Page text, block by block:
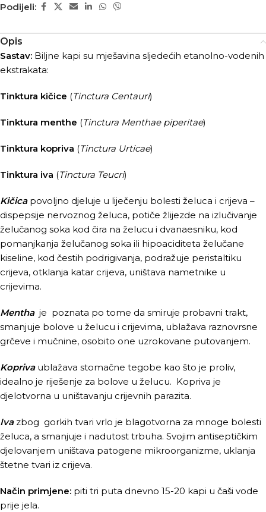
Podijeli:
Opis
Sastav: Biljne kapi su mješavina sljedećih etanolno-vodenih
ekstrakata:
Tinktura kičice (Tinctura Centauri)
Tinktura menthe (Tinctura Menthae piperitae)
Tinktura kopriva (Tinctura Urticae)
Tinktura iva (Tinctura Teucri)
Kičica povoljno djeluje u liječenju bolesti želuca i crijeva –
dispepsije nervoznog želuca, potiče žlijezde na izlučivanje
želučanog soka kod čira na želucu i dvanaesniku, kod
pomanjkanja želučanog soka ili hipoaciditeta želučane
kiseline, kod čestih podrigivanja, podražuje peristaltiku
crijeva, otklanja katar crijeva, uništava nametnike u
crijevima.
Menthaje poznata po tome da smiruje probavni trakt,
smanjuje bolove u želucu i crijevima, ublažava raznovrsne
grčeve i mučnine, osobito one uzrokovane putovanjem.
Koprivaublažava stomačne tegobe kao što je proliv,
idealno je riješenje za bolove u želucu. Kopriva je
djelotvorna u uništavanju crijevnih parazita.
Ivazbog gorkih tvari vrlo je blagotvorna za mnoge bolesti
želuca, a smanjuje i nadutost trbuha. Svojim antiseptičkim
djelovanjem uništava patogene mikroorganizme, uklanja
štetne tvari iz crijeva.
Način primjene: piti tri puta dnevno 15-20 kapi u čaši vode
prije jela.